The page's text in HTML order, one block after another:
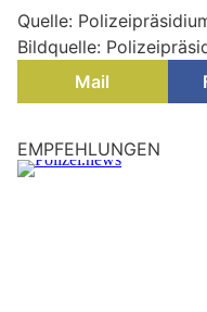
Quelle:
Bildquelle:
Mail
EMPFEHLUNGEN